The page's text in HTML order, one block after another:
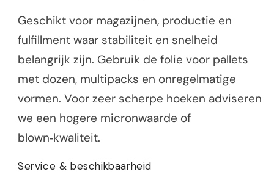
Geschikt voor magazijnen, productie en
fulfillment waar stabiliteit en snelheid
belangrijk zijn. Gebruik de folie voor pallets
met dozen, multipacks en onregelmatige
vormen. Voor zeer scherpe hoeken adviseren
we een hogere micronwaarde of
blown‑kwaliteit.
Service & beschikbaarheid